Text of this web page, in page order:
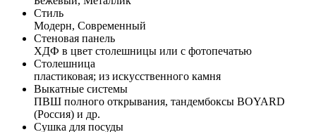
Стиль
Модерн, Современный
Стеновая панель
ХДФ в цвет столешницы или с фотопечатью
Столешница
пластиковая; из искусственного камня
Выкатные системы
ПВШ полного открывания, тандембоксы BOYARD
(Россия) и др.
Сушка для посуды